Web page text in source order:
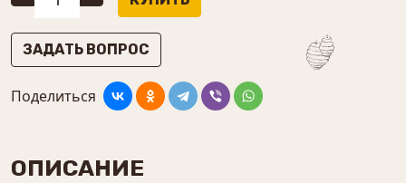
ЗАДАТЬ ВОПРОС
Поделиться
ОПИСАНИЕ